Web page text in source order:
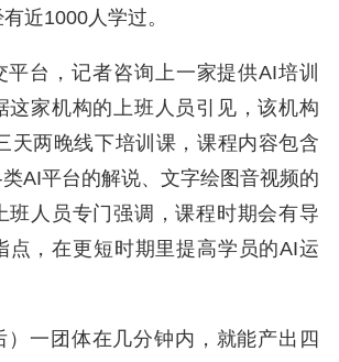
近1000人学过。
平台，记者咨询上一家提供AI培训
这家机构的上班人员引见，该机构
天两晚线下培训课，课程内容包含
AI平台的解说、文字绘图音视频的
班人员专门强调，课程时期会有导
点，在更短时期里提高学员的AI运
）一团体在几分钟内，就能产出四